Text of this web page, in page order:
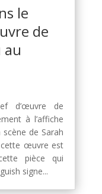
le
de
au
d’œuvre de
à l’affiche
de Sarah
cette œuvre est
pièce qui
signe...